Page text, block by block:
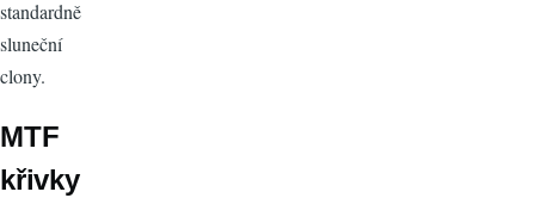
standardně
sluneční
clony.
MTF
křivky